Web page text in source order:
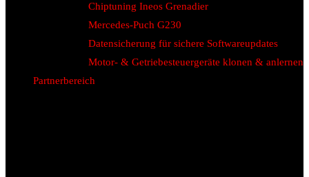
Chiptuning Ineos Grenadier
Mercedes-Puch G230
Datensicherung für sichere Softwareupdates
Motor- & Getriebesteuergeräte klonen & anlernen
Partnerbereich